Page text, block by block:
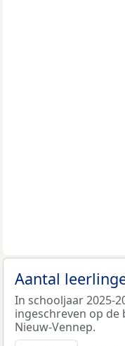
Aantal
In schooljaar 2025-
ingeschreven op de
Nieuw-Vennep.